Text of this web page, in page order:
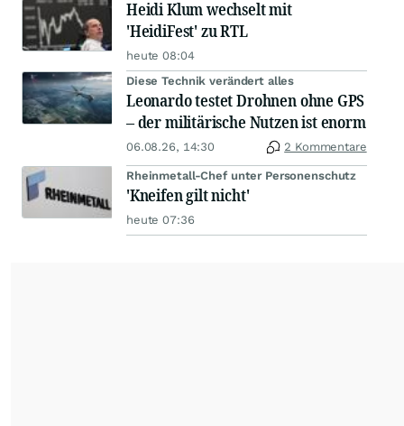
Heidi Klum wechselt mit
'HeidiFest' zu RTL
heute 08:04
Diese Technik verändert alles
Leonardo testet Drohnen ohne GPS
– der militärische Nutzen ist enorm
06.08.26, 14:30 2 Kommentare
Rheinmetall-Chef unter Personenschutz
'Kneifen gilt nicht'
heute 07:36